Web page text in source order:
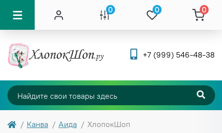
0 0 0
+7 (999) 546-48-38
Канва Аида ХлопокШоп